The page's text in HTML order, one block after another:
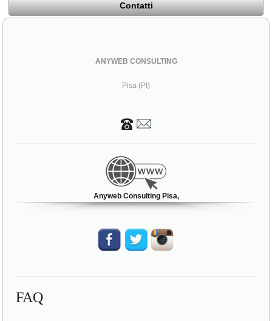
Contatti
ANYWEB CONSULTING
Pisa (PI)
Anyweb Consulting Pisa,
FAQ